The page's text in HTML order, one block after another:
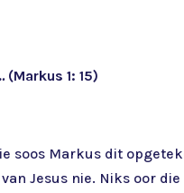
(Markus 1: 15)
soos Markus dit
Jesus nie. Niks oor